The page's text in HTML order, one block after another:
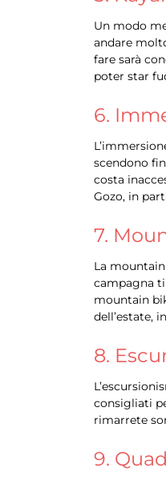
Un modo
andare
fare sarà
poter star
6.
scendono
costa
Gozo, in
7.
La
campagna
mountain
dell’estate,
8.
consigliati
rimarrete
9.